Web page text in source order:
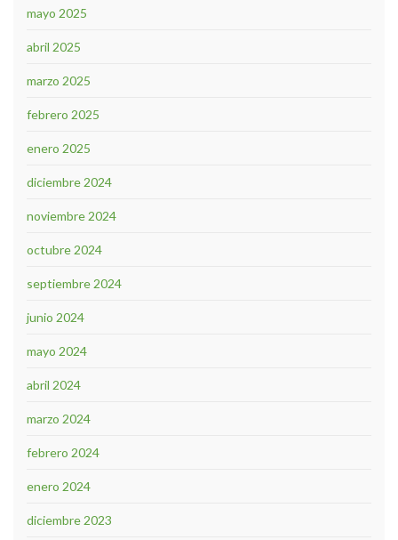
mayo 2025
abril 2025
marzo 2025
febrero 2025
enero 2025
diciembre 2024
noviembre 2024
octubre 2024
septiembre 2024
junio 2024
mayo 2024
abril 2024
marzo 2024
febrero 2024
enero 2024
diciembre 2023